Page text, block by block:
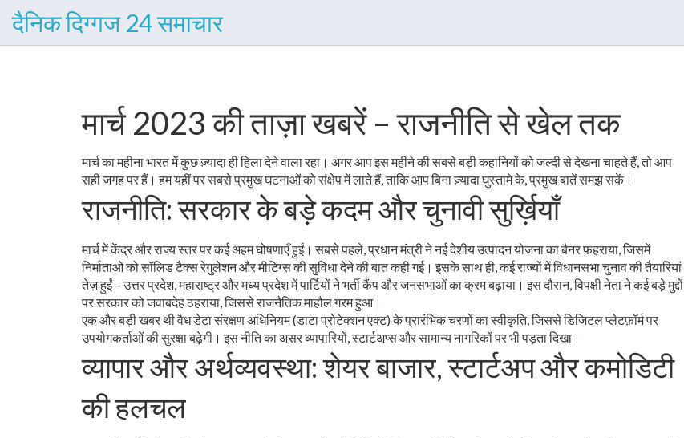
दैनिक दिग्गज 24 समाचार
मार्च 2023 की ताज़ा खबरें – राजनीति से खेल तक
मार्च का महीना भारत में कुछ ज़्यादा ही हिला देने वाला रहा। अगर आप इस महीने की सबसे बड़ी कहानियों को जल्दी से देखना चाहते हैं, तो आप
सही जगह पर हैं। हम यहीं पर सबसे प्रमुख घटनाओं को संक्षेप में लाते हैं, ताकि आप बिना ज़्यादा घुस्तामे के, प्रमुख बातें समझ सकें।
राजनीति: सरकार के बड़े कदम और चुनावी सुर्ख़ियाँ
मार्च में केंद्र और राज्य स्तर पर कई अहम घोषणाएँ हुईं। सबसे पहले, प्रधान मंत्री ने नई देशीय उत्पादन योजना का बैनर फहराया, जिसमें
निर्माताओं को सॉलिड टैक्स रेगुलेशन और मीटिंग्स की सुविधा देने की बात कही गई। इसके साथ ही, कई राज्यों में विधानसभा चुनाव की तैयारियां
तेज़ हुईं – उत्तर प्रदेश, महाराष्ट्र और मध्य प्रदेश में पार्टियों ने भर्ती कैंप और जनसभाओं का क्रम बढ़ाया। इस दौरान, विपक्षी नेता ने कई बड़े मुद्दों
पर सरकार को जवाबदेह ठहराया, जिससे राजनैतिक माहौल गरम हुआ।
एक और बड़ी खबर थी वैध डेटा संरक्षण अधिनियम (डाटा प्रोटेक्शन एक्ट) के प्रारंभिक चरणों का स्वीकृति, जिससे डिजिटल प्लेटफ़ॉर्म पर
उपयोगकर्ताओं की सुरक्षा बढ़ेगी। इस नीति का असर व्यापारियों, स्टार्टअप्स और सामान्य नागरिकों पर भी पड़ता दिखा।
व्यापार और अर्थव्यवस्था: शेयर बाजार, स्टार्टअप और कमोडिटी
की हलचल